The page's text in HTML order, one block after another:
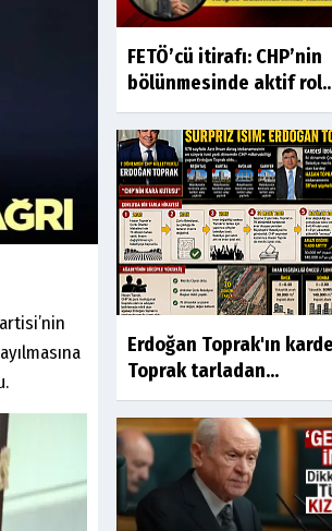
FETÖ’cü itirafı: CHP’nin
bölünmesinde aktif
Erdoğan Toprak'ın
Toprak tarladan...